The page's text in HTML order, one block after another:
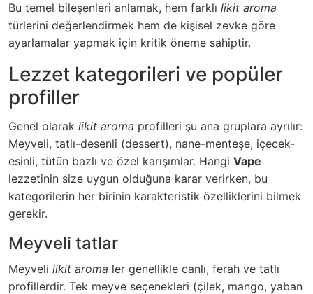
Bu temel bileşenleri anlamak, hem farklı likit aroma
türlerini değerlendirmek hem de kişisel zevke göre
ayarlamalar yapmak için kritik öneme sahiptir.
Lezzet kategorileri ve popüler
profiller
Genel olarak likit aroma profilleri şu ana gruplara ayrılır:
Meyveli, tatlı-desenli (dessert), nane-menteşe, içecek-
esinli, tütün bazlı ve özel karışımlar. Hangi Vape
lezzetinin size uygun olduğuna karar verirken, bu
kategorilerin her birinin karakteristik özelliklerini bilmek
gerekir.
Meyveli tatlar
Meyveli likit aroma ler genellikle canlı, ferah ve tatlı
profillerdir. Tek meyve seçenekleri (çilek, mango, yaban